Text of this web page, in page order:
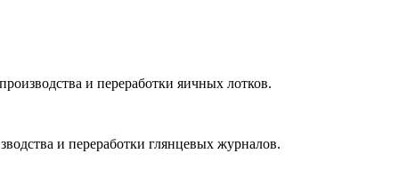
и переработки яичных лотков.
и переработки глянцевых журналов.